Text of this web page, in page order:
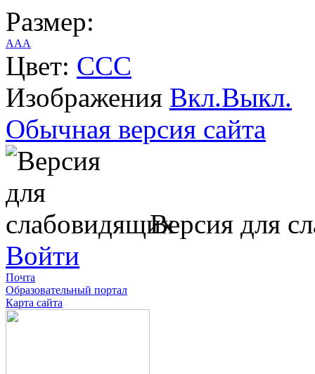
Размер:
AAA
Цвет: CCC
Изображения Вкл.Выкл.
Обычная версия сайта
Версия для
Войти
Почта
Образовательный портал
Карта сайта